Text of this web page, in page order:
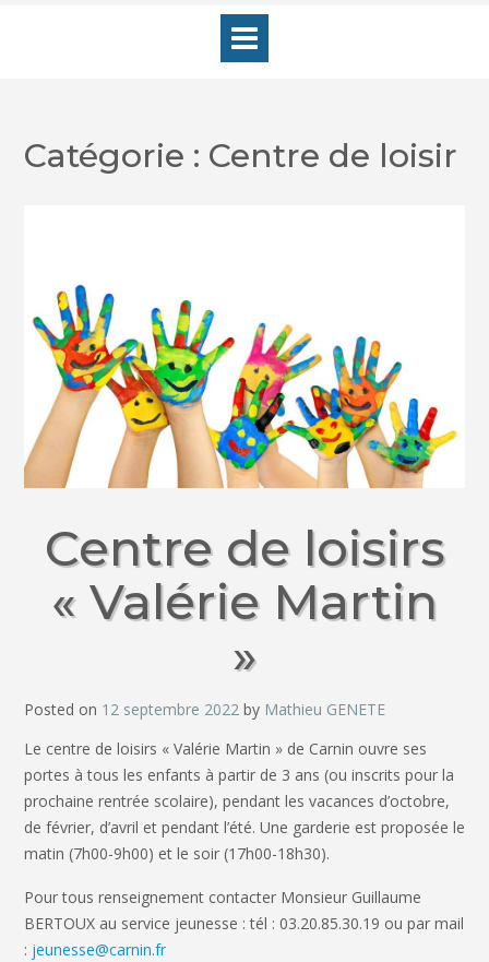
Catégorie : Centre de loisir
Centre de loisirs
« Valérie Martin
»
Posted on 12 septembre 2022 by Mathieu GENETE
Le centre de loisirs « Valérie Martin » de Carnin ouvre ses
portes à tous les enfants à partir de 3 ans (ou inscrits pour la
prochaine rentrée scolaire), pendant les vacances d’octobre,
de février, d’avril et pendant l’été. Une garderie est proposée le
matin (7h00-9h00) et le soir (17h00-18h30).
Pour tous renseignement contacter Monsieur Guillaume
BERTOUX au service jeunesse : tél : 03.20.85.30.19 ou par mail
: jeunesse@carnin.fr